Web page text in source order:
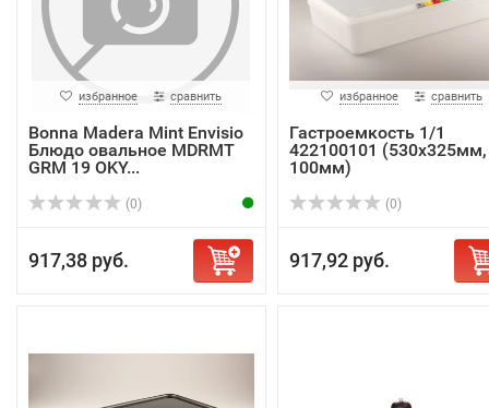
избранное сравнить
Bonna Madera Mint Envisio
Блюдо овальное MDRMT
GRM 19 OKY...
(0)
917,38 руб.
избранное сравнить
Гастроемкость 1/1
422100101 (530x325мм,
100мм)
(0)
917,92 руб.